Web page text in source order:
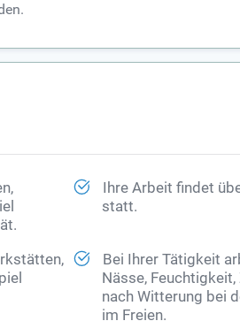
Ihre Arbeit findet
statt.
Bei Ihrer Tätigkeit
Nässe,
nach Witterung bei
im Freien.